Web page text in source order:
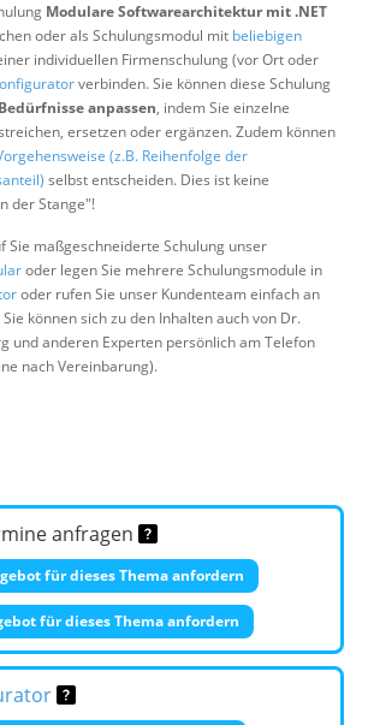
Modulare Softwarearchitektur mit .NET
oder als Schulungsmodul mit beliebigen
individuellen Firmenschulung (vor Ort oder
verbinden. Sie können diese Schulung
anpassen, indem Sie einzelne
ersetzen oder ergänzen. Zudem können
(z.B. Reihenfolge der
selbst entscheiden. Dies ist keine
der Stange"!
Sie maßgeschneiderte Schulung unser
oder legen Sie mehrere Schulungsmodule in
oder rufen Sie unser Kundenteam einfach an
Sie können sich zu den Inhalten auch von Dr.
und anderen Experten persönlich am Telefon
nach Vereinbarung).
anfragen
für dieses Thema anfordern
für dieses Thema anfordern